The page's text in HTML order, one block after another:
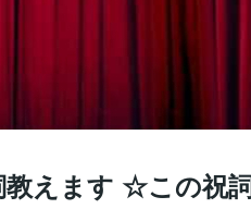
教えます ☆この祝